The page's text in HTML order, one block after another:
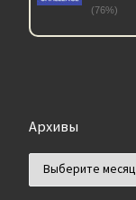
(76%)
Архивы